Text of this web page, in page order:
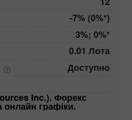
-7% (0%*)
3%; 0%*
0.01 Лота
Доступно
онлайн графіки.